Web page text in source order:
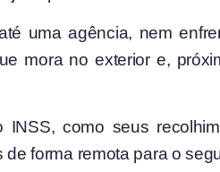
uma agência, nem
mora no exterior e,
como seus
forma remota para o